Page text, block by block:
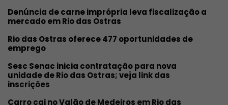
Denúncia de carne imprópria leva fiscalização a
mercado em Rio das Ostras
Rio das Ostras oferece 477 oportunidades de
emprego
Sesc Senac inicia contratação para nova
unidade de Rio das Ostras; veja link das
inscrições
Carro cai no Valão de Medeiros em Rio das